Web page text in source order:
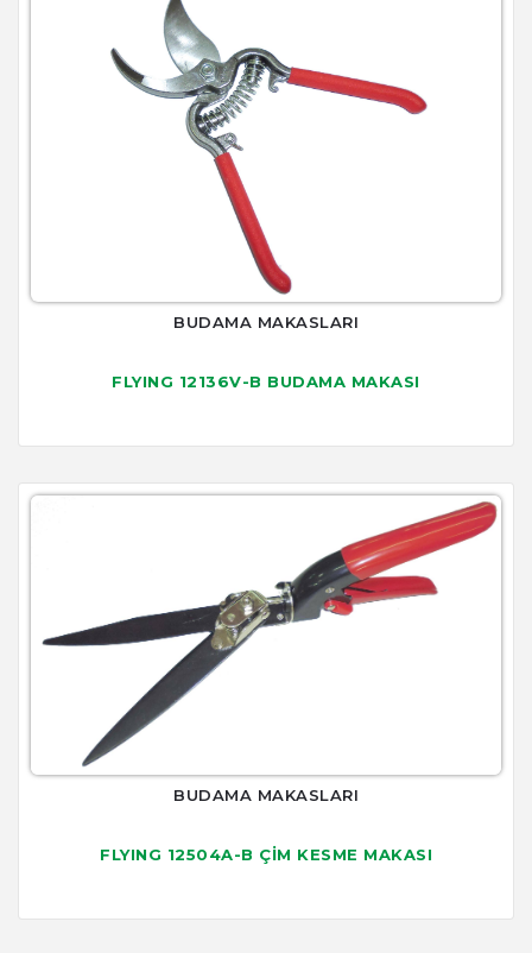
BUDAMA MAKASLARI
FLYING 12136V-B BUDAMA MAKASI
BUDAMA MAKASLARI
FLYING 12504A-B ÇİM KESME MAKASI